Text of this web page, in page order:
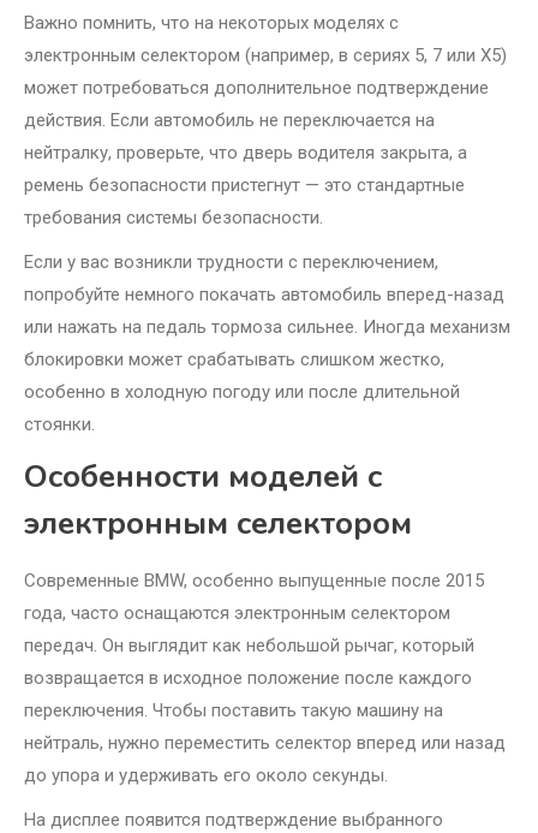
Важно помнить, что на некоторых моделях с
электронным селектором (например, в сериях 5, 7 или X5)
может потребоваться дополнительное подтверждение
действия. Если автомобиль не переключается на
нейтралку, проверьте, что дверь водителя закрыта, а
ремень безопасности пристегнут — это стандартные
требования системы безопасности.
Если у вас возникли трудности с переключением,
попробуйте немного покачать автомобиль вперед-назад
или нажать на педаль тормоза сильнее. Иногда механизм
блокировки может срабатывать слишком жестко,
особенно в холодную погоду или после длительной
стоянки.
Особенности моделей с
электронным селектором
Современные BMW, особенно выпущенные после 2015
года, часто оснащаются электронным селектором
передач. Он выглядит как небольшой рычаг, который
возвращается в исходное положение после каждого
переключения. Чтобы поставить такую машину на
нейтраль, нужно переместить селектор вперед или назад
до упора и удерживать его около секунды.
На дисплее появится подтверждение выбранного